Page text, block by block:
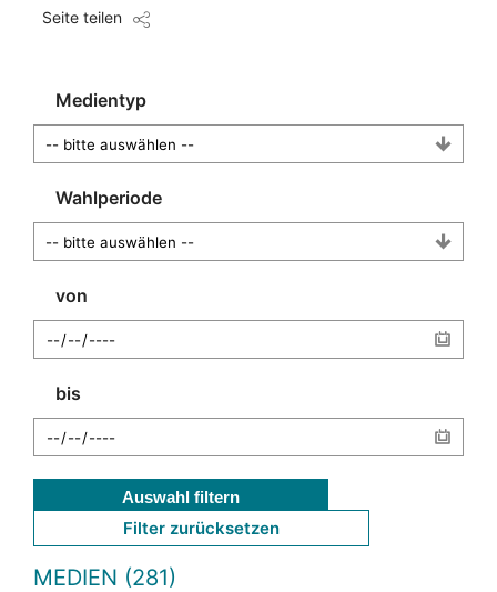
Seite teilen
Medientyp
Wahlperiode
von
bis
Auswahl filtern
Filter zurücksetzen
MEDIEN (281)